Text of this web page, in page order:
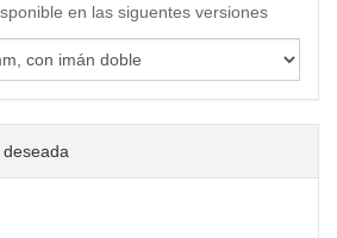
en las siguentes versiones